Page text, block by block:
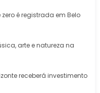
é registrada em Belo
arte e natureza na
receberá investimento